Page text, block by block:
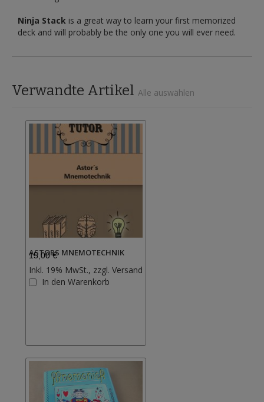
Ninja Stack is a great way to learn your first memorized
deck and will probably be the only one you will ever need.
Verwandte Artikel Alle auswählen
ASTORS MNEMOTECHNIK
15,00 €
Inkl. 19% MwSt., zzgl. Versand
In den Warenkorb